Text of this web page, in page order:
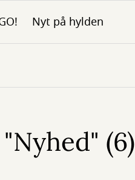
Nyt på hylden
(6)